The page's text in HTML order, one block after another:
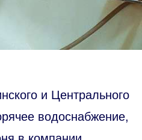
и Центрального
водоснабжение,